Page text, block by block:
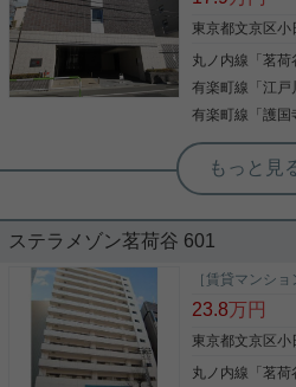
望、通風良好で
済みでとても綺麗です♪ 学区は【
しております！ ◆お電話でのご相談もお気軽にどう
ぞ◆ 実用春日ホーム株式会社 茗荷谷店 ＴＥＬ:03-
6902-5021
写真(9)
東京都文京区
丸ノ内線 「茗荷
有楽町線 「江戸
有楽町線 「護国
実用春日ホーム 本店 スタッフ島倉
角部屋☆1
す！ 室内設備も充実☆ オートロック
関ドアはダブルロックで安
せくださいませ！
写真(9)
ステラメゾン茗荷谷 601
［賃貸マンショ
23.8万円
東京都文京区
丸ノ内線 「茗荷